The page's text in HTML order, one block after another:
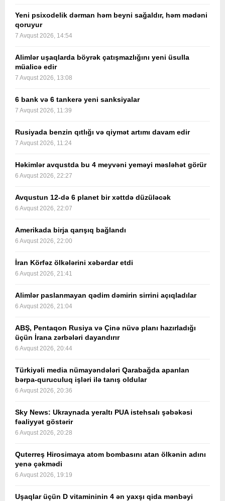
Yeni psixodelik dərman həm beyni sağaldır, həm mədəni
qoruyur
7 Avqust 2026, 14:54
Alimlər uşaqlarda böyrək çatışmazlığını yeni üsulla
müalicə edir
7 Avqust 2026, 13:08
6 bank və 6 tankerə yeni sanksiyalar
7 Avqust 2026, 11:39
Rusiyada benzin qıtlığı və qiymət artımı davam edir
7 Avqust 2026, 11:24
Həkimlər avqustda bu 4 meyvəni yeməyi məsləhət görür
6 Avqust 2026, 22:27
Avqustun 12-də 6 planet bir xəttdə düzüləcək
6 Avqust 2026, 22:07
Amerikada birja qarışıq bağlandı
6 Avqust 2026, 22:00
İran Körfəz ölkələrini xəbərdar etdi
6 Avqust 2026, 21:41
Alimlər paslanmayan qədim dəmirin sirrini açıqladılar
6 Avqust 2026, 21:04
ABŞ, Pentaqon Rusiya və Çinə nüvə planı hazırladığı
üçün İrana zərbələri dayandırır
6 Avqust 2026, 20:44
Türkiyəli media nümayəndələri Qarabağda aparılan
bərpa-quruculuq işləri ilə tanış oldular
6 Avqust 2026, 20:36
Sky News: Ukraynada yeraltı PUA istehsalı şəbəkəsi
fəaliyyət göstərir
6 Avqust 2026, 20:28
Quterreş Hirosimaya atom bombasını atan ölkənin adını
yenə çəkmədi
6 Avqust 2026, 19:19
Uşaqlar üçün D vitamininin 4 ən yaxşı qida mənbəyi